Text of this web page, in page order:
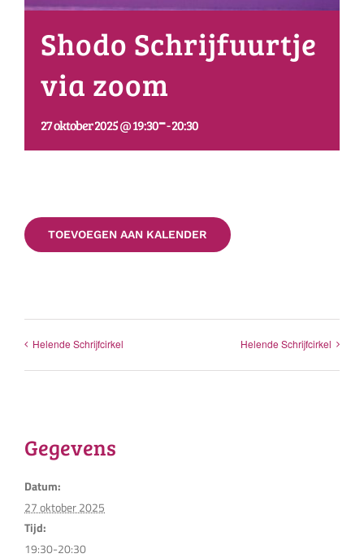
Shodo Schrijfuurtje
via zoom
27 oktober 2025 @ 19:30- 20:30
TOEVOEGEN AAN KALENDER
Helende Schrijfcirkel Helende Schrijfcirkel
Gegevens
Datum:
27 oktober 2025
Tijd:
19:30-20:30